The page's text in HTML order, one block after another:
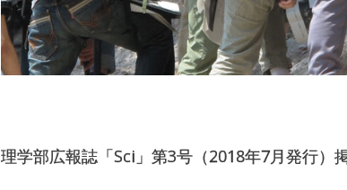
理学部広報誌「Sci」第3号（2018年7月発行）